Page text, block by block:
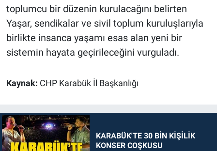
toplumcu bir düzenin kurulacağını belirten
Yaşar, sendikalar ve sivil toplum kuruluşlarıyla
birlikte insanca yaşamı esas alan yeni bir
sistemin hayata geçirileceğini vurguladı.
Kaynak: CHP Karabük İl Başkanlığı
KARABÜK'TE 30 BİN KİŞİLİK
KONSER COŞKUSU